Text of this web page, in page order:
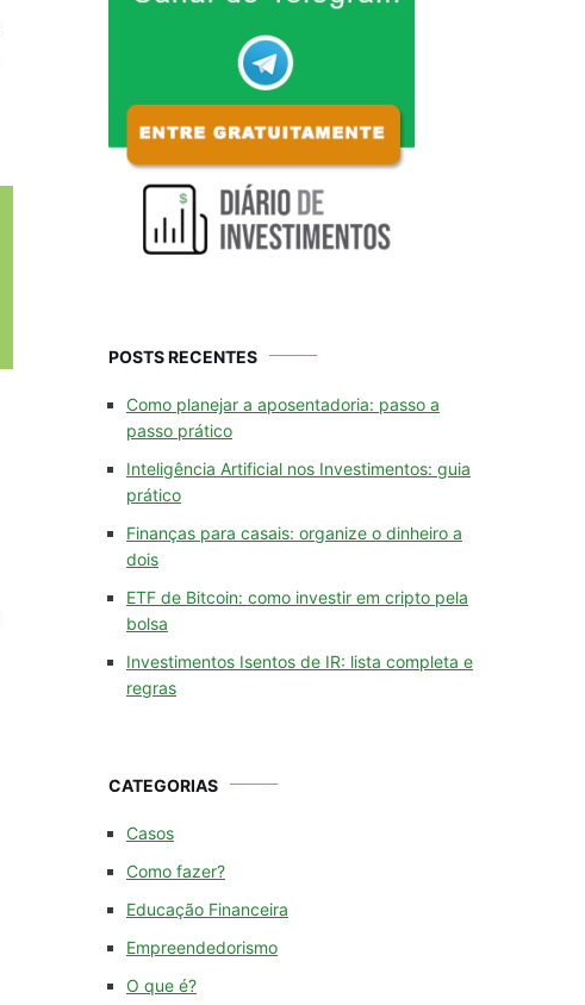
POSTS RECENTES
Como planejar a aposentadoria: passo a
passo prático
Inteligência Artificial nos Investimentos: guia
prático
Finanças para casais: organize o dinheiro a
dois
ETF de Bitcoin: como investir em cripto pela
bolsa
Investimentos Isentos de IR: lista completa e
regras
CATEGORIAS
Casos
Como fazer?
Educação Financeira
Empreendedorismo
O que é?